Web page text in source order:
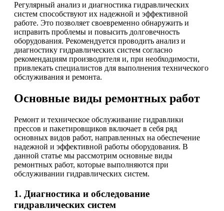
Регулярный анализ и диагностика гидравлических
систем способствуют их надежной и эффективной
работе. Это позволяет своевременно обнаружить и
исправить проблемы и повысить долговечность
оборудования. Рекомендуется проводить анализ и
диагностику гидравлических систем согласно
рекомендациям производителя и, при необходимости,
привлекать специалистов для выполнения технического
обслуживания и ремонта.
Основные виды ремонтных работ
Ремонт и техническое обслуживание гидравлики
прессов и пакетировщиков включает в себя ряд
основных видов работ, направленных на обеспечение
надежной и эффективной работы оборудования. В
данной статье мы рассмотрим основные виды
ремонтных работ, которые выполняются при
обслуживании гидравлических систем.
1. Диагностика и обследование
гидравлических систем